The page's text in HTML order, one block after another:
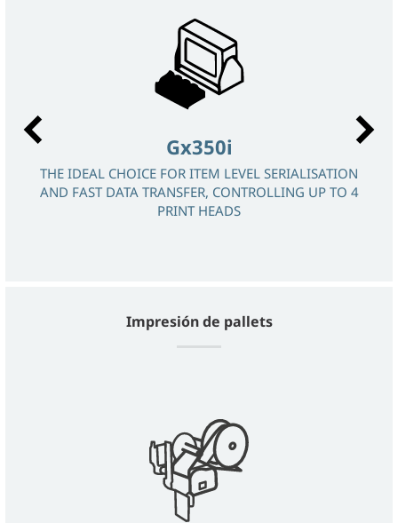
Gx350i
THE IDEAL CHOICE FOR ITEM LEVEL SERIALISATION
AND FAST DATA TRANSFER, CONTROLLING UP TO 4
PRINT HEADS
Impresión de pallets